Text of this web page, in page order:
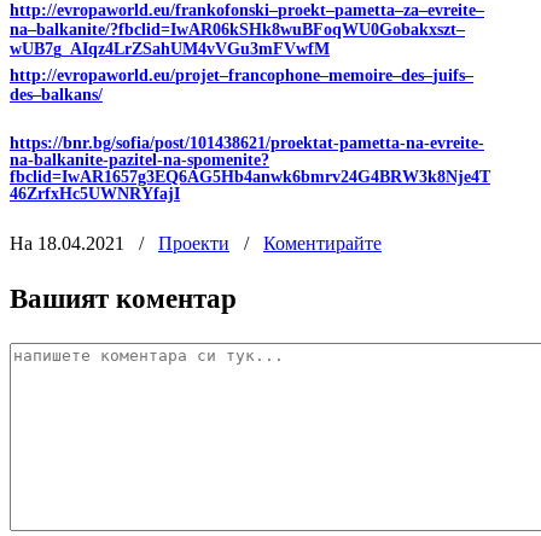
http://evropaworld.eu/frankofonski–proekt–pametta–za–evreite–
na–balkanite/?fbclid=IwAR06kSHk8wuBFoqWU0Gobakxszt–
wUB7g AIqz4LrZSahUM4vVGu3mFVwfM
http://evropaworld.eu/projet–francophone–memoire–des–juifs–
des–balkans/
https://bnr.bg/sofia/post/101438621/proektat-pametta-na-evreite-
na-balkanite-pazitel-na-spomenite?
fbclid=IwAR1657g3EQ6AG5Hb4anwk6bmrv24G4BRW3k8Nje4T
46ZrfxHc5UWNRYfajI
На 18.04.2021 / Проекти / Коментирайте
Вашият коментар